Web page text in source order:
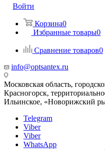
Войти
Корзина0
Избранные товары0
Сравнение товаров0
info@optsantex.ru
Московская область,
Красногорск,
Ильинское, «Новорижский
Telegram
Viber
Viber
WhatsApp